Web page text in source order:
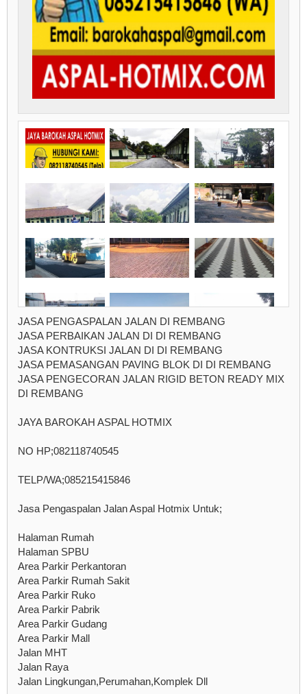
JASA PENGASPALAN JALAN DI REMBANG
JASA PERBAIKAN JALAN DI DI REMBANG
JASA KONTRUKSI JALAN DI DI REMBANG
JASA PEMASANGAN PAVING BLOK DI DI REMBANG
JASA PENGECORAN JALAN RIGID BETON READY MIX
DI REMBANG
JAYA BAROKAH ASPAL HOTMIX
NO HP;082118740545
TELP/WA;085215415846
Jasa Pengaspalan Jalan Aspal Hotmix Untuk;
Halaman Rumah
Halaman SPBU
Area Parkir Perkantoran
Area Parkir Rumah Sakit
Area Parkir Ruko
Area Parkir Pabrik
Area Parkir Gudang
Area Parkir Mall
Jalan MHT
Jalan Raya
Jalan Lingkungan,Perumahan,Komplek Dll